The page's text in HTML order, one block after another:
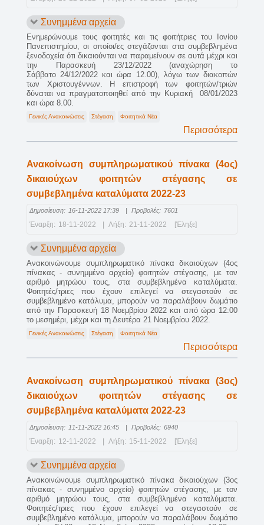
Συνημμένα αρχεία
Ενημερώνουμε τους φοιτητές και τις φοιτήτριες του Ιονίου
Πανεπιστημίου, οι οποίοι/ες στεγάζονται στα συμβεβλημένα
ξενοδοχεία ότι δικαιούνται να παραμείνουν σε αυτά μέχρι και
την Παρασκευή 23/12/2022 (αναχώρηση το
Σάββατο 24/12/2022 και ώρα 12.00), λόγω των διακοπών
των Χριστουγέννων. Η επιστροφή των φοιτητών/τριών
δύναται να πραγματοποιηθεί από την Κυριακή 08/01/2023
και ώρα 8.00.
Γενικές Ανακοινώσεις Στέγαση Φοιτητικά Νέα
Περισσότερα
Ανακοίνωση συμπληρωματικού πίνακα (4ος)
δικαιούχων φοιτητών στέγασης σε
συμβεβλημένα καταλύματα 2022-23
Δημοσίευση: 16-11-2022 17:39 | Προβολές: 7601
Έναρξη: 18-11-2022 Λήξη: 21-11-2022 [Έληξε]
Συνημμένα αρχεία
Ανακοινώνουμε συμπληρωματικό πίνακα δικαιούχων (4ος
πίνακας - συνημμένο αρχείο) φοιτητών στέγασης, με τον
αριθμό μητρώου τους, στα συμβεβλημένα καταλύματα.
Φοιτητές/τριες που έχουν επιλεγεί να στεγαστούν σε
συμβεβλημένο κατάλυμα, μπορούν να παραλάβουν δωμάτιο
από την Παρασκευή 18 Νοεμβρίου 2022 και από ώρα 12:00
το μεσημέρι, μέχρι και τη Δευτέρα 21 Νοεμβρίου 2022.
Γενικές Ανακοινώσεις Στέγαση Φοιτητικά Νέα
Περισσότερα
Ανακοίνωση συμπληρωματικού πίνακα (3ος)
δικαιούχων φοιτητών στέγασης σε
συμβεβλημένα καταλύματα 2022-23
Δημοσίευση: 11-11-2022 16:45 | Προβολές: 6940
Έναρξη: 12-11-2022 Λήξη: 15-11-2022 [Έληξε]
Συνημμένα αρχεία
Ανακοινώνουμε συμπληρωματικό πίνακα δικαιούχων (3ος
πίνακας - συνημμένο αρχείο) φοιτητών στέγασης, με τον
αριθμό μητρώου τους, στα συμβεβλημένα καταλύματα.
Φοιτητές/τριες που έχουν επιλεγεί να στεγαστούν σε
συμβεβλημένο κατάλυμα, μπορούν να παραλάβουν δωμάτιο